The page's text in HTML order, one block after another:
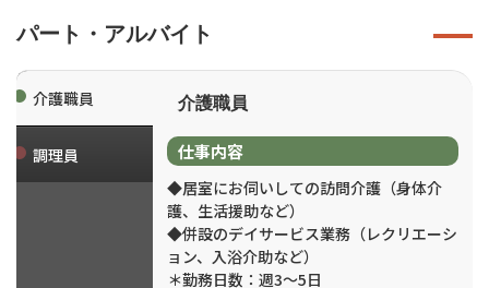
パート・アルバイト
介護職員
調理員
介護職員
仕事内容
◆居室にお伺いしての訪問介護（身体介
護、生活援助など）
◆併設のデイサービス業務（レクリエーシ
ョン、入浴介助など）
＊勤務日数：週3～5日